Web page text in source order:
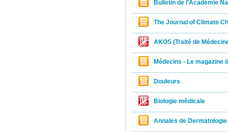
Bulletin de l'Académie
The Journal of Climate
AKOS (Traité de
Médecins - Le magazine
Douleurs
Biologie médicale
Annales de